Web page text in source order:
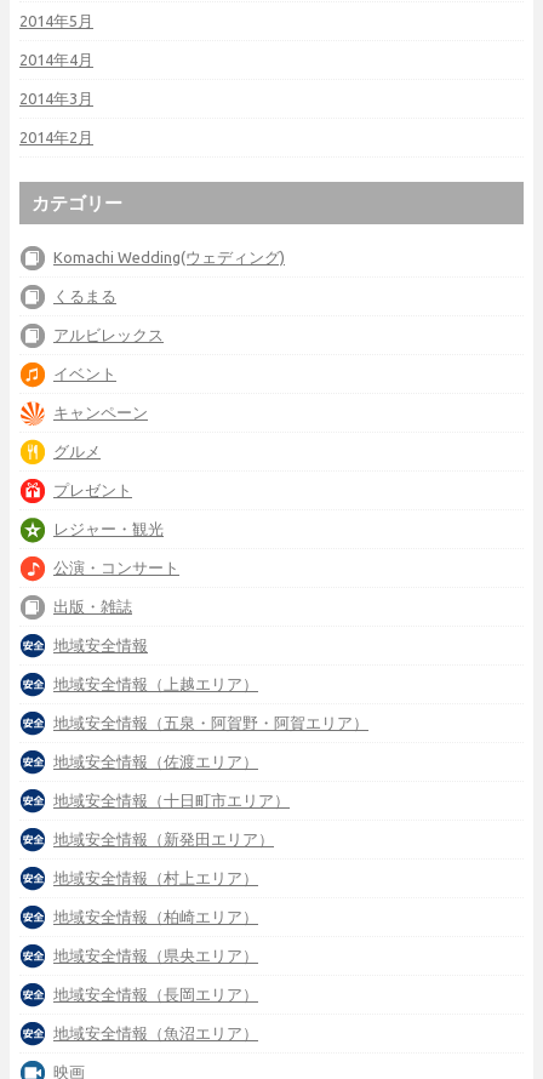
2014年5月
2014年4月
2014年3月
2014年2月
カテゴリー
Komachi Wedding(ウェディング)
くるまる
アルビレックス
イベント
キャンペーン
グルメ
プレゼント
レジャー・観光
公演・コンサート
出版・雑誌
地域安全情報
地域安全情報（上越エリア）
地域安全情報（五泉・阿賀野・阿賀エリア）
地域安全情報（佐渡エリア）
地域安全情報（十日町市エリア）
地域安全情報（新発田エリア）
地域安全情報（村上エリア）
地域安全情報（柏崎エリア）
地域安全情報（県央エリア）
地域安全情報（長岡エリア）
地域安全情報（魚沼エリア）
映画